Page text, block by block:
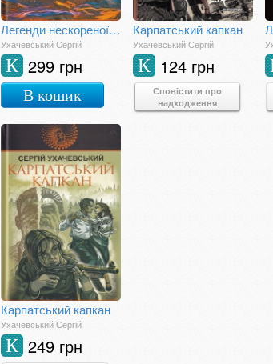
Легенди нескореної зими
Ухачевський Сергій
299 грн
К
В кошик
Карпатський капкан
Ухачевський Сергій
124 грн
К
Сповістити про
надходження
Карпатський капкан
Ухачевський Сергій
249 грн
К